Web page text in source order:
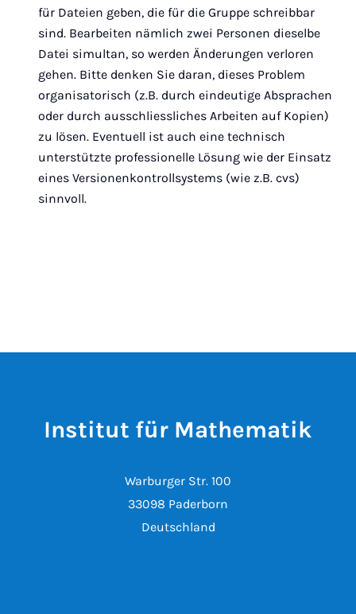
für Dateien geben, die für die Gruppe schreibbar
sind. Bearbeiten nämlich zwei Personen dieselbe
Datei simultan, so werden Änderungen verloren
gehen. Bitte denken Sie daran, dieses Problem
organisatorisch (z.B. durch eindeutige Absprachen
oder durch ausschliessliches Arbeiten auf Kopien)
zu lösen. Eventuell ist auch eine technisch
unterstützte professionelle Lösung wie der Einsatz
eines Versionenkontrollsystems (wie z.B. cvs)
sinnvoll.
Institut für Mathematik
Warburger Str. 100
33098 Paderborn
Deutschland